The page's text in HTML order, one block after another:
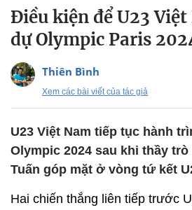
Điều kiện để U23
dự Olympic Paris
Thiên Bình
Xem các bài viết của tác giả
U23 Việt Nam tiếp tục hành
Olympic 2024 sau khi thầy trò
Tuấn góp mặt ở vòng tứ kết
Hai chiến thắng liên tiếp trước